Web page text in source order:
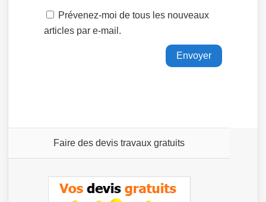
Prévenez-moi de tous les nouveaux
articles par e-mail.
Faire des devis travaux gratuits